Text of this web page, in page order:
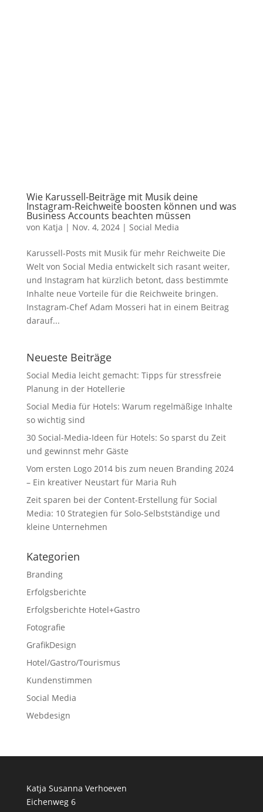
Wie Karussell-Beiträge mit Musik deine
Instagram-Reichweite boosten können und was
Business Accounts beachten müssen
von Katja | Nov. 4, 2024| Social Media
Karussell-Posts mit Musik für mehr Reichweite Die
Welt von Social Media entwickelt sich rasant weiter,
und Instagram hat kürzlich betont, dass bestimmte
Inhalte neue Vorteile für die Reichweite bringen.
Instagram-Chef Adam Mosseri hat in einem Beitrag
darauf...
Neueste Beiträge
Social Media leicht gemacht: Tipps für stressfreie
Planung in der Hotellerie
Social Media für Hotels: Warum regelmäßige Inhalte
so wichtig sind
30 Social-Media-Ideen für Hotels: So sparst du Zeit
und gewinnst mehr Gäste
Vom ersten Logo 2014 bis zum neuen Branding 2024
– Ein kreativer Neustart für Maria Ruh
Zeit sparen bei der Content-Erstellung für Social
Media: 10 Strategien für Solo-Selbstständige und
kleine Unternehmen
Kategorien
Branding
Erfolgsberichte
Erfolgsberichte Hotel+Gastro
Fotografie
GrafikDesign
Hotel/Gastro/Tourismus
Kundenstimmen
Social Media
Webdesign
Katja Susanna Verhoeven
Eichenweg 6